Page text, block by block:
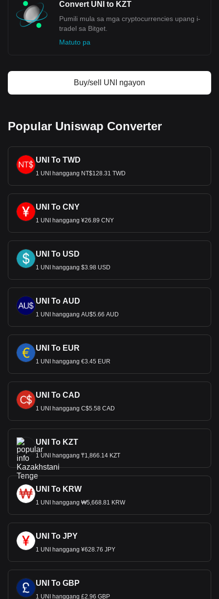
Convert UNI to KZT
Pumili mula sa mga cryptocurrencies upang i-
tradel sa Bitget.
Matuto pa
Buy/sell UNI ngayon
Popular Uniswap Converter
UNI To TWD
1 UNI hanggang NT$128.31 TWD
UNI To CNY
1 UNI hanggang ¥26.89 CNY
UNI To USD
1 UNI hanggang $3.98 USD
UNI To AUD
1 UNI hanggang AU$5.66 AUD
UNI To EUR
1 UNI hanggang €3.45 EUR
UNI To CAD
1 UNI hanggang C$5.58 CAD
UNI To KZT
1 UNI hanggang ₸1,866.14 KZT
UNI To KRW
1 UNI hanggang ₩5,668.81 KRW
UNI To JPY
1 UNI hanggang ¥628.76 JPY
UNI To GBP
1 UNI hanggang £2.96 GBP